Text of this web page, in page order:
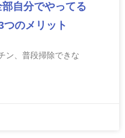
部自分でやってる
のメリット
ン、普段掃除できな